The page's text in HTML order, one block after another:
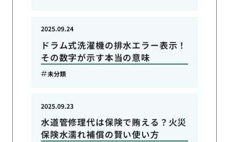
ドラム式洗濯機の排水エラー表示！
その数字が示す本当の意味
2025.09.24
未分類
水道管修理代は保険で賄える？火災
保険水濡れ補償の賢い使い方
2025.09.23